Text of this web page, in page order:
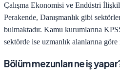
Çalışma Ekonomisi ve Endüstri
Perakende, Danışmanlık gibi
bulmaktadır. Kamu kurumlarına
sektörde ise uzmanlık alanlarına
Bölüm mezunları ne iş